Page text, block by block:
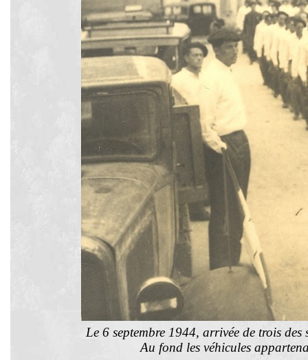
Le 6 septembre 1944, arrivée de trois
Au fond les véhicules